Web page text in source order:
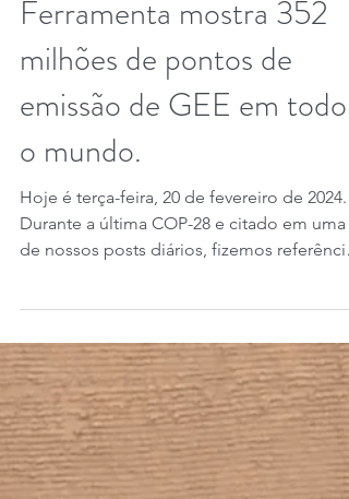
Al Gore na COP-28:
Ferramenta mostra 352
milhões de pontos de
emissão de GEE em todo
o mundo.
Hoje é terça-feira, 20 de fevereiro de 2024.
Durante a última COP-28 e citado em uma